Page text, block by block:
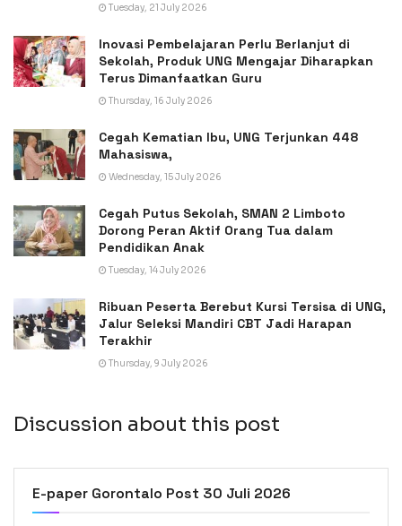
Tuesday, 21 July 2026
Inovasi Pembelajaran Perlu Berlanjut di
Sekolah, Produk UNG Mengajar Diharapkan
Terus Dimanfaatkan Guru
Thursday, 16 July 2026
Cegah Kematian Ibu, UNG Terjunkan 448
Mahasiswa,
Wednesday, 15 July 2026
Cegah Putus Sekolah, SMAN 2 Limboto
Dorong Peran Aktif Orang Tua dalam
Pendidikan Anak
Tuesday, 14 July 2026
Ribuan Peserta Berebut Kursi Tersisa di UNG,
Jalur Seleksi Mandiri CBT Jadi Harapan
Terakhir
Thursday, 9 July 2026
Discussion about this post
E-paper Gorontalo Post 30 Juli 2026